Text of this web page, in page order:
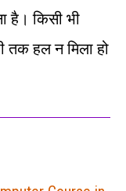
है। किसी भी
तक हल न मिला हो